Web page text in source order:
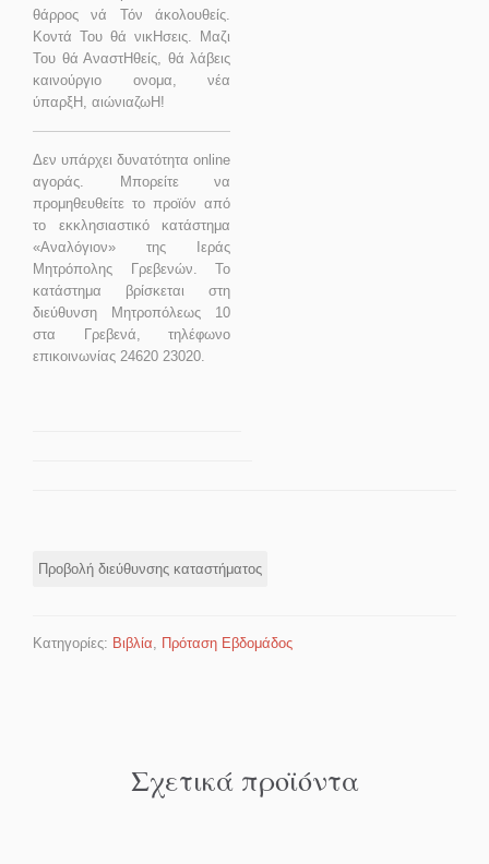
θάρρος νά Τόν άκολουθείς.
Κοντά Του θά νικΗσεις. Μαζι
Του θά ΑναστΗθείς, θά λάβεις
καινούργιο ονομα, νέα
ύπαρξΗ, αιώνιαζωΗ!
Δεν υπάρχει δυνατότητα online
αγοράς. Μπορείτε να
προμηθευθείτε το προϊόν από
το εκκλησιαστικό κατάστημα
«Αναλόγιον» της Ιεράς
Μητρόπολης Γρεβενών. Το
κατάστημα βρίσκεται στη
διεύθυνση Μητροπόλεως 10
στα Γρεβενά, τηλέφωνο
επικοινωνίας 24620 23020.
Προβολή διεύθυνσης καταστήματος
Κατηγορίες: Βιβλία, Πρόταση Εβδομάδος
Σχετικά προϊόντα